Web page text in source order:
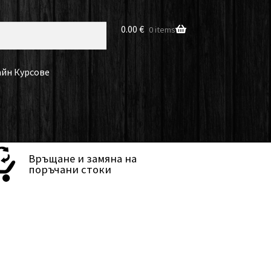
0.00€ 0 items
Курсове
Връщане и замяна на
поръчани стоки